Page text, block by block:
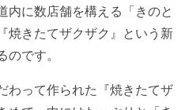
内に数店舗を構える「きのと
焼きたてザクザク』という新
です。
わって作られた『焼きたてザ